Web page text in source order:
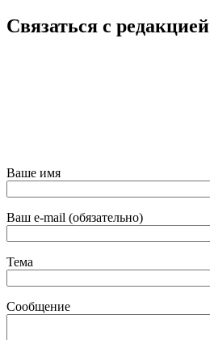
Связаться с редакцией
Ваше имя
Ваш e-mail (обязательно)
Тема
Сообщение